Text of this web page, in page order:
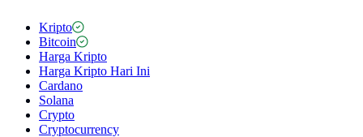
Kripto
Bitcoin
Harga Kripto
Harga Kripto Hari Ini
Cardano
Solana
Crypto
Cryptocurrency